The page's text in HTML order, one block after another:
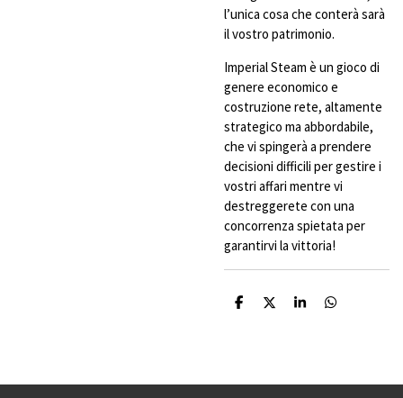
l’unica cosa che conterà sarà
il vostro patrimonio.
Imperial Steam è un gioco di
genere economico e
costruzione rete, altamente
strategico ma abbordabile,
che vi spingerà a prendere
decisioni difficili per gestire i
vostri affari mentre vi
destreggerete con una
concorrenza spietata per
garantirvi la vittoria!
C
i
C
i
C
i
C
i